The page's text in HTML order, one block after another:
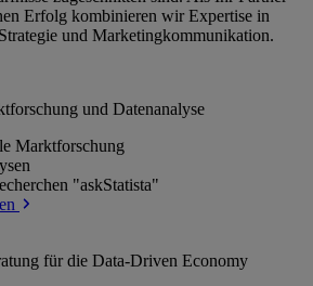
Erfolg kombinieren wir Expertise in
und Marketingkommunikation.
und Datenanalyse
Marktforschung
"askStatista"
für die Data-Driven Economy